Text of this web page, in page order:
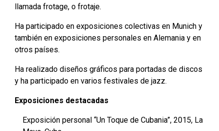
llamada frotage, o frotaje.
Ha participado en exposiciones colectivas en Munich y
también en exposiciones personales en Alemania y en
otros países.
Ha realizado diseños gráficos para portadas de discos
y ha participado en varios festivales de jazz.
Exposiciones destacadas
Exposición personal “Un Toque de Cubania”, 2015, La